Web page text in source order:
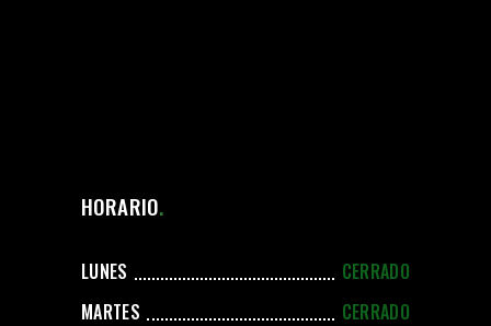
HORARIO
LUNES
CERRADO
MARTES
CERRADO